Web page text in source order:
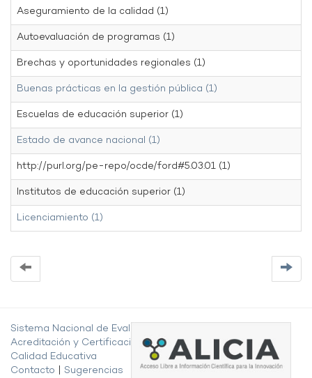
Aseguramiento de la calidad (1)
Autoevaluación de programas (1)
Brechas y oportunidades regionales (1)
Buenas prácticas en la gestión pública (1)
Escuelas de educación superior (1)
Estado de avance nacional (1)
http://purl.org/pe-repo/ocde/ford#5.03.01 (1)
Institutos de educación superior (1)
Licenciamiento (1)
Sistema Nacional de Evaluación,
Acreditación y Certificación de la
Calidad Educativa
Contacto
Sugerencias